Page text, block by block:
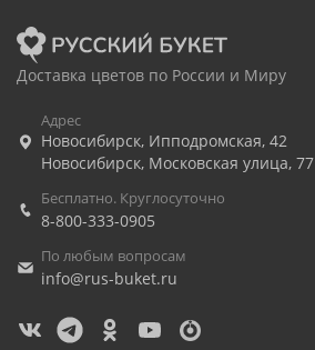
Доставка цветов по России и Миру
Адрес
Новосибирск, Ипподромская, 42
Новосибирск, Московская улица, 77
Бесплатно. Круглосуточно
8-800-333-0905
По любым вопросам
info@rus-buket.ru